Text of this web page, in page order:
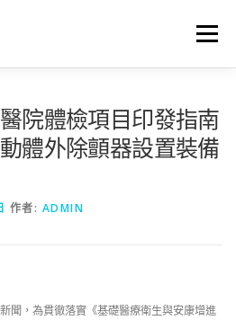
選單
院體檢項目印發指南
體外除顫器設置裝備
作者: ADMIN
，為貫徹落實《基礎醫療衛生與安康增進